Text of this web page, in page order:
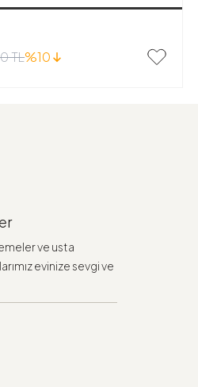
TL%10
ve usta
evinize sevgi ve